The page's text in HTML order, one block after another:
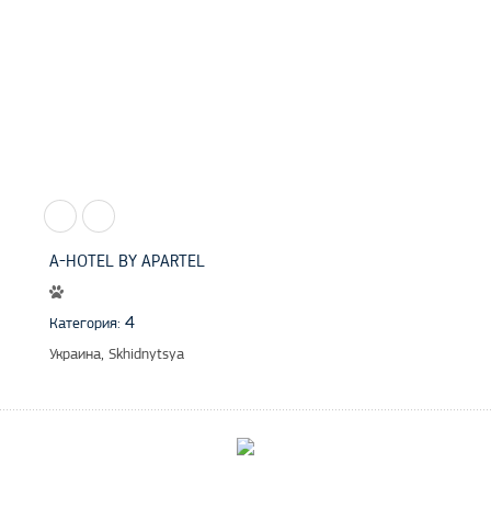
A-HOTEL BY APARTEL
Категория: 4
Украина, Skhidnytsya